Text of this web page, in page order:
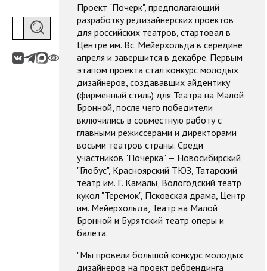
Проект "Почерк", предполагающий
разработку редизайнерских проектов
для российских театров, стартовал в
Центре им. Вс. Мейерхольда в середине
апреля и завершится в декабре. Первым
этапом проекта стал конкурс молодых
дизайнеров, создававших айдентику
(фирменный стиль) для Театра на Малой
Бронной, после чего победители
включились в совместную работу с
главными режиссерами и директорами
восьми театров страны. Среди
участников "Почерка" — Новосибирский
"Глобус", Красноярский ТЮЗ, Татарский
театр им. Г. Камалы, Вологодский театр
кукол "Теремок", Псковская драма, Центр
им. Мейерхольда, Театр на Малой
Бронной и Бурятский театр оперы и
балета.
"Мы провели большой конкурс молодых
дизайнеров на проект ребрендинга